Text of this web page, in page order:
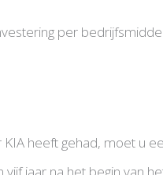
per
heeft gehad, moet u